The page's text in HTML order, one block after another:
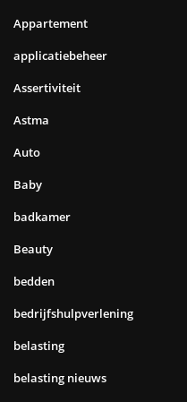
Appartement
applicatiebeheer
Assertiviteit
Astma
Auto
Baby
badkamer
Beauty
bedden
bedrijfshulpverlening
belasting
belasting nieuws